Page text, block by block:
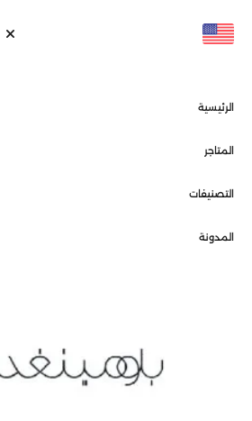
الرئيسية
المتاجر
التصنيفات
المدونة